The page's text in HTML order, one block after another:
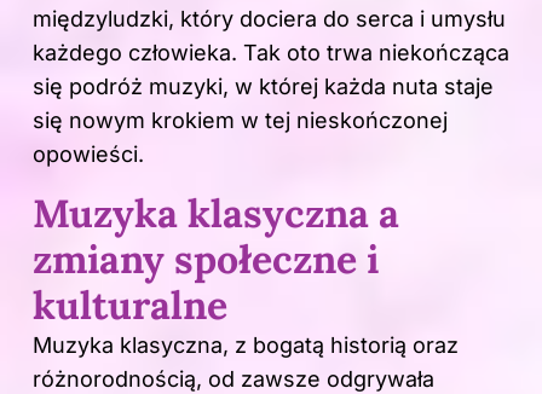
międzyludzki, który dociera do serca i umysłu
każdego człowieka. Tak oto trwa niekończąca
się podróż muzyki, w której każda nuta staje
się nowym krokiem w tej nieskończonej
opowieści.
Muzyka klasyczna a
zmiany społeczne i
kulturalne
Muzyka klasyczna, z bogatą historią oraz
różnorodnością, od zawsze odgrywała